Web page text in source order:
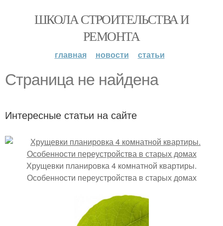
ШКОЛА СТРОИТЕЛЬСТВА И
РЕМОНТА
главная новости статьи
Страница не найдена
Интересные статьи на сайте
Хрущевки планировка 4 комнатной квартиры.
Особенности переустройства в старых домах